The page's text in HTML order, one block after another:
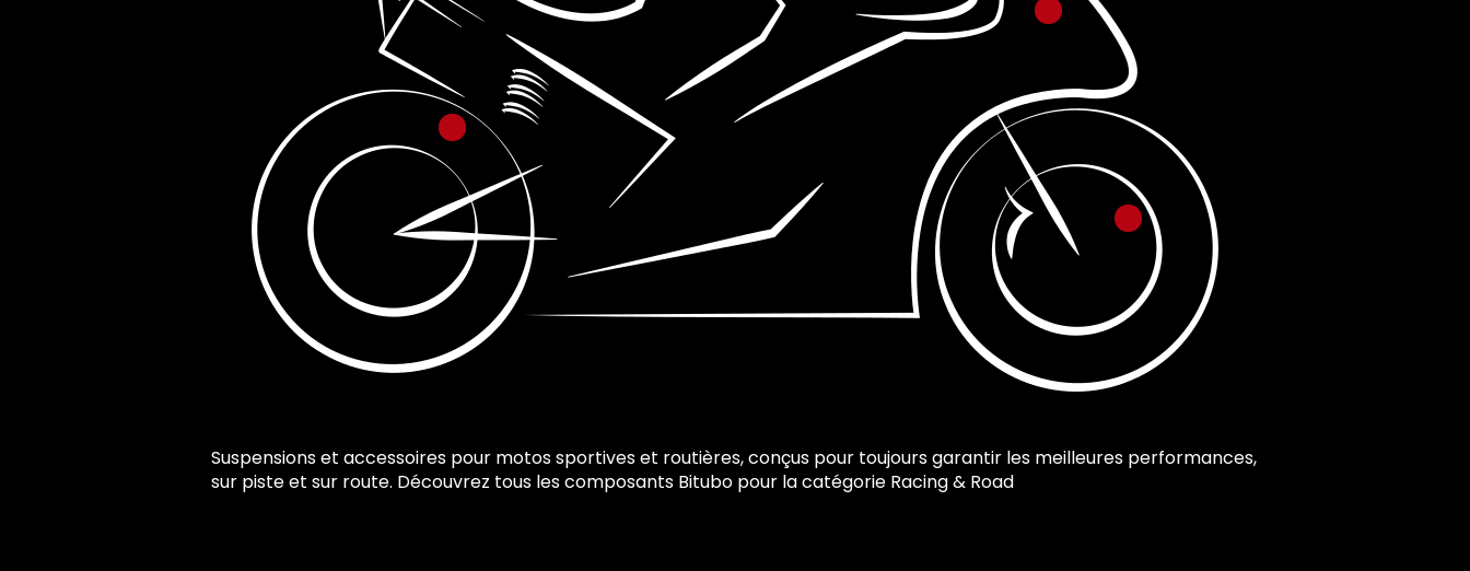
Suspensions et accessoires pour motos sportives et routières, conçus pour toujours garantir les meilleures performances,
sur piste et sur route. Découvrez tous les composants Bitubo pour la catégorie Racing & Road